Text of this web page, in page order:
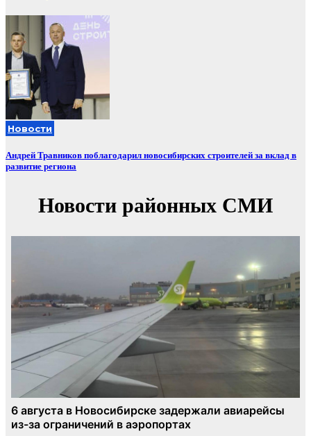
Новости
Андрей Травников поблагодарил новосибирских строителей за вклад в
развитие региона